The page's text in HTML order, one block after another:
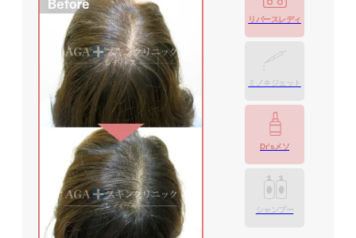
リバースレディ
ミノキジェット
Dr’sメソ
シャンプー